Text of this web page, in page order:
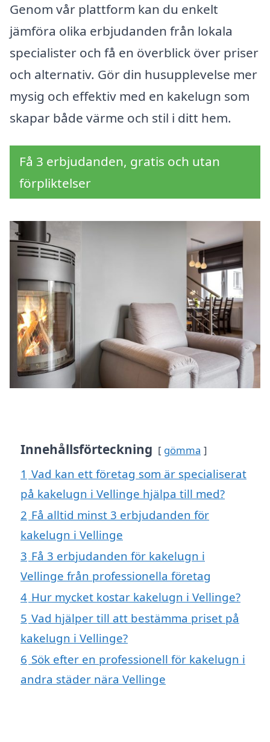
Genom vår plattform kan du enkelt
jämföra olika erbjudanden från lokala
specialister och få en överblick över priser
och alternativ. Gör din husupplevelse mer
mysig och effektiv med en kakelugn som
skapar både värme och stil i ditt hem.
Få 3 erbjudanden, gratis och utan
förpliktelser
Innehållsförteckning gömma
1 Vad kan ett företag som är specialiserat
på kakelugn i Vellinge hjälpa till med?
2 Få alltid minst 3 erbjudanden för
kakelugn i Vellinge
3 Få 3 erbjudanden för kakelugn i
Vellinge från professionella företag
4 Hur mycket kostar kakelugn i Vellinge?
5 Vad hjälper till att bestämma priset på
kakelugn i Vellinge?
6 Sök efter en professionell för kakelugn i
andra städer nära Vellinge